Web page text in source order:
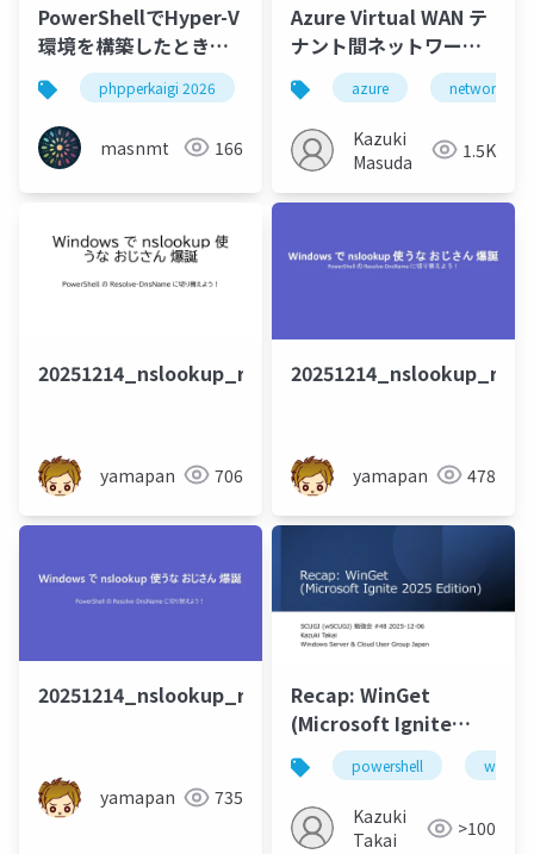
PowerShellでHyper-V
環境を構築したときの
奮闘記phpperkaigi 2026 phperkaigi hyper-v
masnmt 166
Azure Virtual WAN テ
ナント間ネットワーク
接続をやってみたお話
azure network
Kazuki
Masuda
1.5K
20251214_nslookup_resolve_dnsname_D
yamapan 706 yamapan 478
20251214_nslookup_resolve_dnsname_B
yamapan 735
Recap: WinGet
(Microsoft Ignite
2025 Edition)
powershell
Kazuki
Takai
>100